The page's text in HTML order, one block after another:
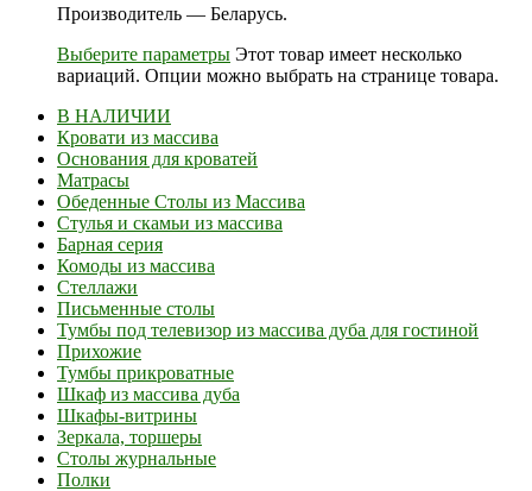
Производитель — Беларусь.
Выберите параметры Этот товар имеет несколько
вариаций. Опции можно выбрать на странице товара.
В НАЛИЧИИ
Кровати из массива
Основания для кроватей
Матрасы
Обеденные Столы из Массива
Стулья и скамьи из массива
Барная серия
Комоды из массива
Стеллажи
Письменные столы
Тумбы под телевизор из массива дуба для гостиной
Прихожие
Тумбы прикроватные
Шкаф из массива дуба
Шкафы-витрины
Зеркала, торшеры
Столы журнальные
Полки